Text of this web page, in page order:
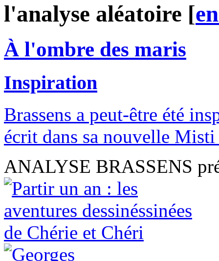
l'analyse aléatoire [
À l'ombre des maris
Inspiration
Brassens a peut-être été
écrit dans sa nouvelle
ANALYSE BRASSENS